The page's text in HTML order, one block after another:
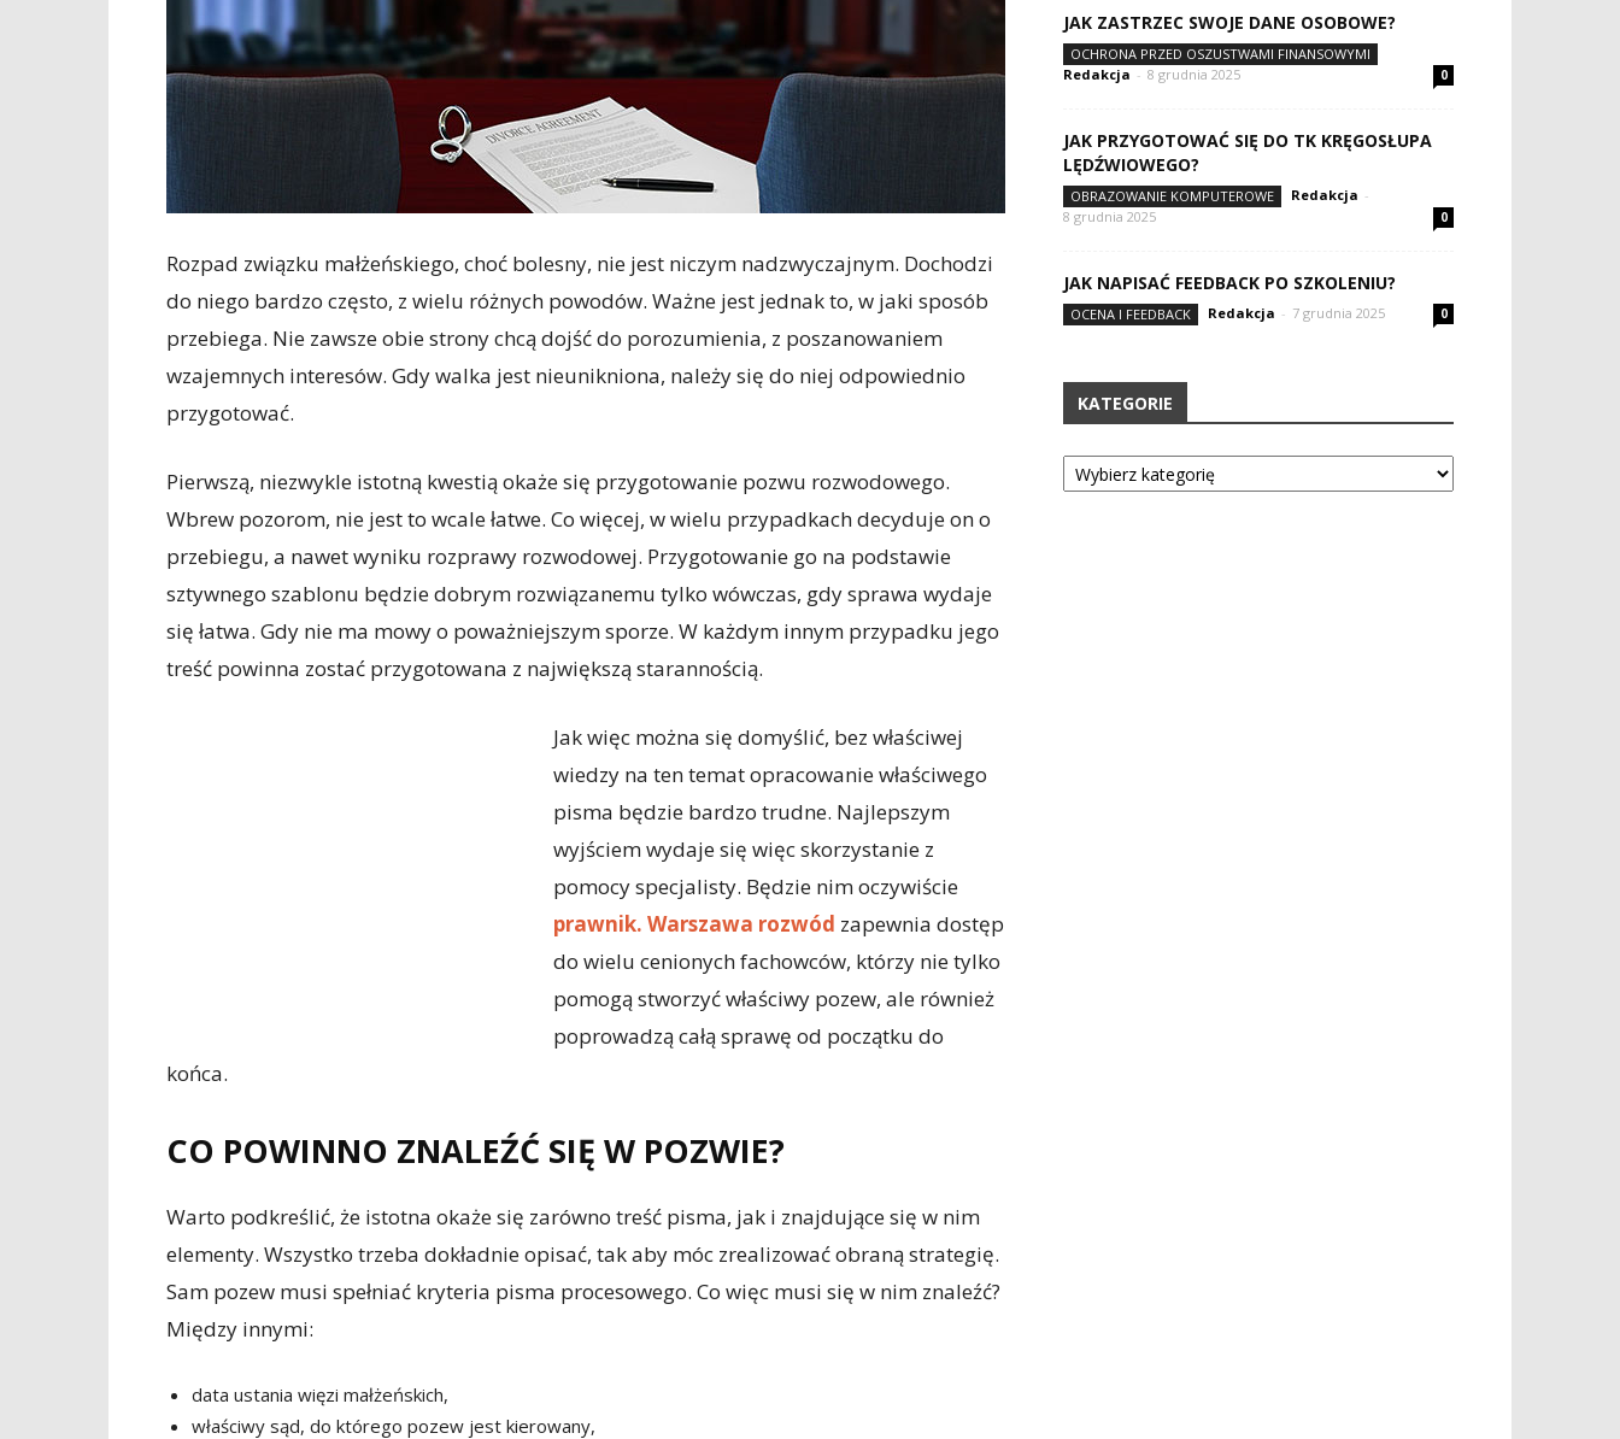
Rozpad związku małżeńskiego, choć bolesny, nie jest niczym nadzwyczajnym. Dochodzi
do niego bardzo często, z wielu różnych powodów. Ważne jest jednak to, w jaki sposób
przebiega. Nie zawsze obie strony chcą dojść do porozumienia, z poszanowaniem
wzajemnych interesów. Gdy walka jest nieunikniona, należy się do niej odpowiednio
przygotować.
Pierwszą, niezwykle istotną kwestią okaże się przygotowanie pozwu rozwodowego.
Wbrew pozorom, nie jest to wcale łatwe. Co więcej, w wielu przypadkach decyduje on o
przebiegu, a nawet wyniku rozprawy rozwodowej. Przygotowanie go na podstawie
sztywnego szablonu będzie dobrym rozwiązanemu tylko wówczas, gdy sprawa wydaje
się łatwa. Gdy nie ma mowy o poważniejszym sporze. W każdym innym przypadku jego
treść powinna zostać przygotowana z największą starannością.
Jak więc można się domyślić, bez właściwej
wiedzy na ten temat opracowanie właściwego
pisma będzie bardzo trudne. Najlepszym
wyjściem wydaje się więc skorzystanie z
pomocy specjalisty. Będzie nim oczywiście
prawnik. Warszawa rozwód zapewnia dostęp
do wielu cenionych fachowców, którzy nie tylko
pomogą stworzyć właściwy pozew, ale również
poprowadzą całą sprawę od początku do
końca.
CO POWINNO ZNALEŹĆ SIĘ W POZWIE?
Warto podkreślić, że istotna okaże się zarówno treść pisma, jak i znajdujące się w nim
elementy. Wszystko trzeba dokładnie opisać, tak aby móc zrealizować obraną strategię.
Sam pozew musi spełniać kryteria pisma procesowego. Co więc musi się w nim znaleźć?
Między innymi:
data ustania więzi małżeńskich,
właściwy sąd, do którego pozew jest kierowany,
JAK ZASTRZEC SWOJE DANE OSOBOWE?
OCHRONA PRZED OSZUSTWAMI FINANSOWYMI
Redakcja - 8 grudnia 2025 0
JAK PRZYGOTOWAĆ SIĘ DO TK KRĘGOSŁUPA
LĘDŹWIOWEGO?
OBRAZOWANIE KOMPUTEROWE Redakcja -
8 grudnia 2025
0
JAK NAPISAĆ FEEDBACK PO SZKOLENIU?
OCENA I FEEDBACK Redakcja - 7 grudnia 2025 0
KATEGORIE
Kategorie